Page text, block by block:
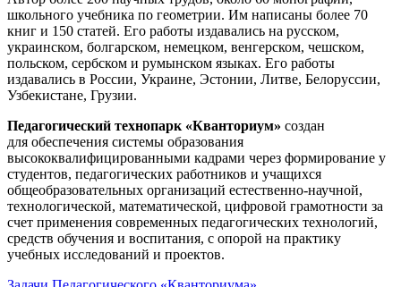
школьного учебника по геометрии. Им написаны более 70
книг и 150 статей. Его работы издавались на русском,
украинском, болгарском, немецком, венгерском, чешском,
польском, сербском и румынском языках. Его работы
издавались в России, Украине, Эстонии, Литве, Белоруссии,
Узбекистане, Грузии.
Педагогический технопарк «Кванториум» создан
для обеспечения системы образования
высококвалифицированными кадрами через формирование у
студентов, педагогических работников и учащихся
общеобразовательных организаций естественно-научной,
технологической, математической, цифровой грамотности за
счет применения современных педагогических технологий,
средств обучения и воспитания, с опорой на практику
учебных исследований и проектов.